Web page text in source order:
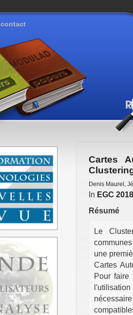
contact
Cartes
Denis Maurel ,
In EGC 2018
Résumé
Le
une
Cartes
Pour faire